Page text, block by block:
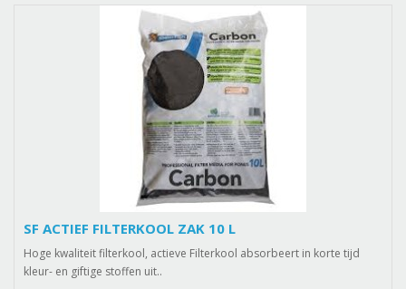
SF ACTIEF FILTERKOOL ZAK 10 L
Hoge kwaliteit filterkool, actieve Filterkool absorbeert in korte tijd
kleur- en giftige stoffen uit..